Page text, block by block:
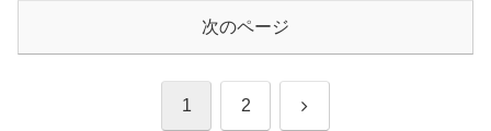
次のページ
1 2 次